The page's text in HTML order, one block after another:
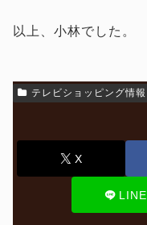
以上、小林でした。
テレビショッピング情報
X
LINE